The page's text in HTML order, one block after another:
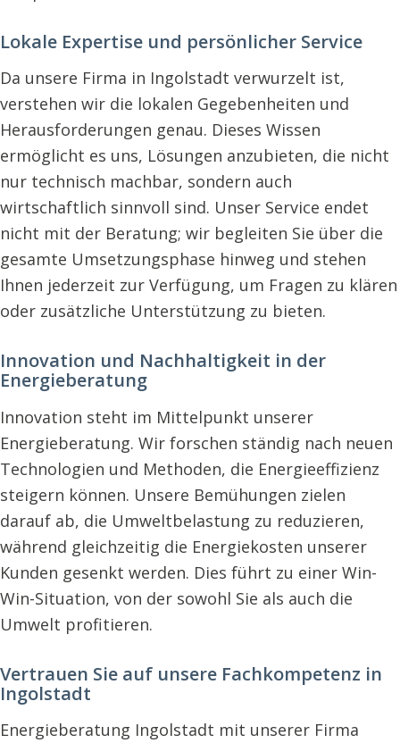
Lokale Expertise und persönlicher Service
Da unsere Firma in Ingolstadt verwurzelt ist,
verstehen wir die lokalen Gegebenheiten und
Herausforderungen genau. Dieses Wissen
ermöglicht es uns, Lösungen anzubieten, die nicht
nur technisch machbar, sondern auch
wirtschaftlich sinnvoll sind. Unser Service endet
nicht mit der Beratung; wir begleiten Sie über die
gesamte Umsetzungsphase hinweg und stehen
Ihnen jederzeit zur Verfügung, um Fragen zu klären
oder zusätzliche Unterstützung zu bieten.
Innovation und Nachhaltigkeit in der
Energieberatung
Innovation steht im Mittelpunkt unserer
Energieberatung. Wir forschen ständig nach neuen
Technologien und Methoden, die Energieeffizienz
steigern können. Unsere Bemühungen zielen
darauf ab, die Umweltbelastung zu reduzieren,
während gleichzeitig die Energiekosten unserer
Kunden gesenkt werden. Dies führt zu einer Win-
Win-Situation, von der sowohl Sie als auch die
Umwelt profitieren.
Vertrauen Sie auf unsere Fachkompetenz in
Ingolstadt
Energieberatung Ingolstadt mit unserer Firma